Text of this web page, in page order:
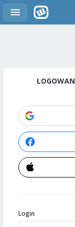
Login